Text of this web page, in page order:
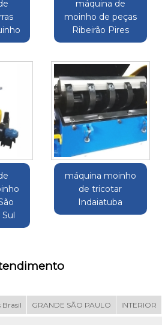
máquina de
moinho de peças
Ribeirão Pires
máquina moinho
de tricotar
Indaiatuba
Brasil GRANDE SÃO PAULO INTERIOR